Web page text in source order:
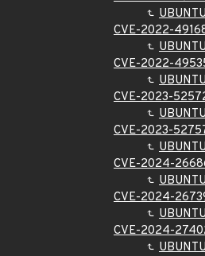
CVE-2022-
CVE-2022-
CVE-2023-
CVE-2023-
CVE-2024-
CVE-2024-
CVE-2024-